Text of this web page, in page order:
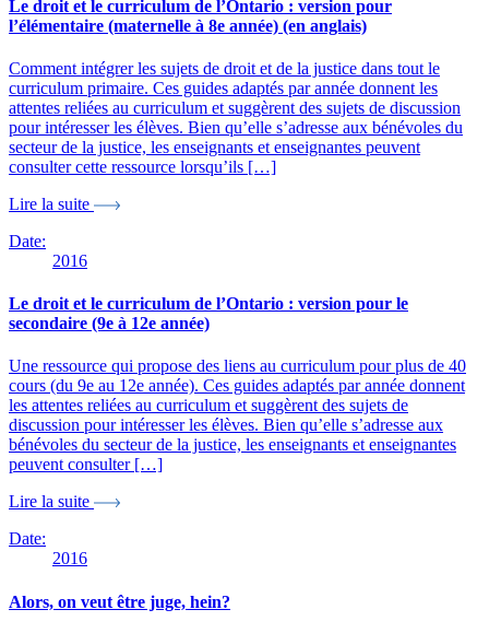
Le droit et le curriculum de l’Ontario : version pour
l’élémentaire (maternelle à 8e année) (en anglais)
Comment intégrer les sujets de droit et de la justice dans tout le
curriculum primaire. Ces guides adaptés par année donnent les
attentes reliées au curriculum et suggèrent des sujets de discussion
pour intéresser les élèves. Bien qu’elle s’adresse aux bénévoles du
secteur de la justice, les enseignants et enseignantes peuvent
consulter cette ressource lorsqu’ils […]
Lire la suite
Date:
2016
Le droit et le curriculum de l’Ontario : version pour le
secondaire (9e à 12e année)
Une ressource qui propose des liens au curriculum pour plus de 40
cours (du 9e au 12e année). Ces guides adaptés par année donnent
les attentes reliées au curriculum et suggèrent des sujets de
discussion pour intéresser les élèves. Bien qu’elle s’adresse aux
bénévoles du secteur de la justice, les enseignants et enseignantes
peuvent consulter […]
Lire la suite
Date:
2016
Alors, on veut être juge, hein?